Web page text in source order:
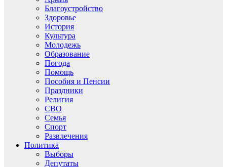
Благоустройство
Здоровье
История
Культура
Молодежь
Образование
Погода
Помощь
Пособия и Пенсии
Праздники
Религия
СВО
Семья
Спорт
Развлечения
Политика
Выборы
Депутаты